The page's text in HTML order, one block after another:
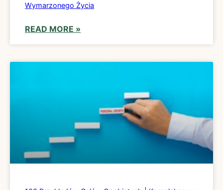
Wymarzonego Życia
READ MORE »